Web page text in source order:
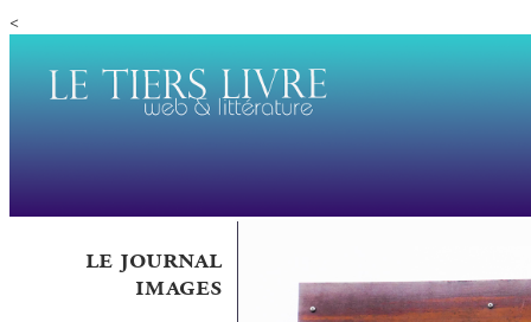
<
le journal
images